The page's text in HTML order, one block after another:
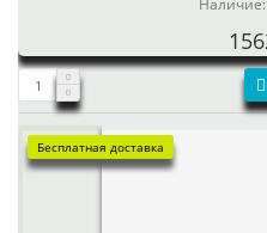
Наличие:
Бесплатная доставка